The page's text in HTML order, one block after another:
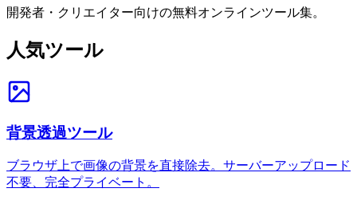
開発者・クリエイター向けの無料オンラインツール集。
人気ツール
背景透過ツール
ブラウザ上で画像の背景を直接除去。サーバーアップロード
不要、完全プライベート。